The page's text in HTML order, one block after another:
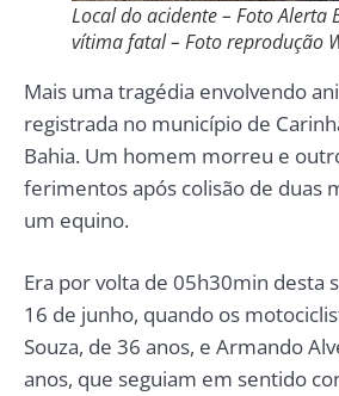
Local do acidente – Foto Alerta
vítima fatal – Foto reprodução
Mais uma tragédia envolvendo
registrada no município de
Bahia. Um homem morreu e
ferimentos após colisão de duas
um equino.
Era por volta de 05h30min desta
16 de junho, quando os
Souza, de 36 anos, e Armando
anos, que seguiam em sentido